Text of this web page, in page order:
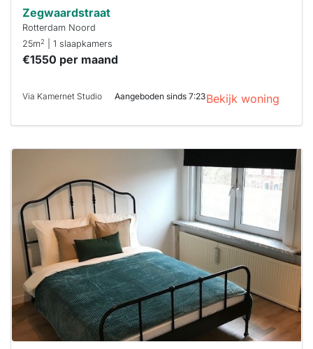
Zegwaardstraat
Rotterdam Noord
25m2 | 1 slaapkamers
€1550 per maand
Via Kamernet Studio Aangeboden sinds 7:23Bekijk woning
waarschijnlijk
al verhuurd
Om kans te
maken moet je
binnen 15
minuten
reageren.
Stekkies helpt
je hierbij!